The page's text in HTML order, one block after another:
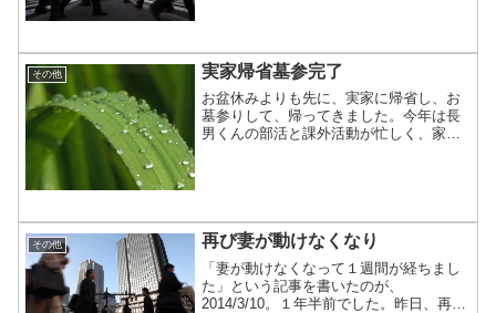
その他 実家帰省墓参完了
お盆休みよりも先に、実家に帰省し、お
墓参りして、帰ってきました。今年は長
男くんの部活と課外活動が忙しく、家族
その他 再び妻が動けなくなり
「妻が動けなくなって１週間が経ちまし
た」という記事を書いたのが、
2014/3/10。１年半前でした。昨日、再び